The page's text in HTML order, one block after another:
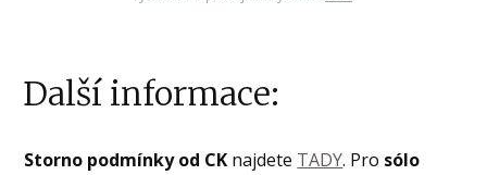
Další informace:
Storno podmínky od CK najdete TADY. Pro sólo